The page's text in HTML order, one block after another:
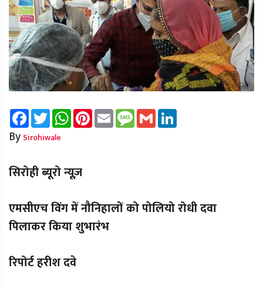
FacebookTwitterWhatsAppPinterest
Email Message
Gmail
By Sirohiwale
सिरोही ब्यूरो न्यूज़
एमसीएच विंग में नौनिहालों को पोलियो रोधी दवा
पिलाकर किया शुभारंभ
रिपोर्ट हरीश दवे